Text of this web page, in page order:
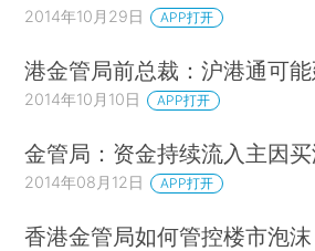
2014年10月29日 APP打开
港金管局前总裁：沪港通可
2014年10月10日 APP打开
金管局：资金持续流入主因
2014年08月12日 APP打开
香港金管局如何管控楼市泡沫